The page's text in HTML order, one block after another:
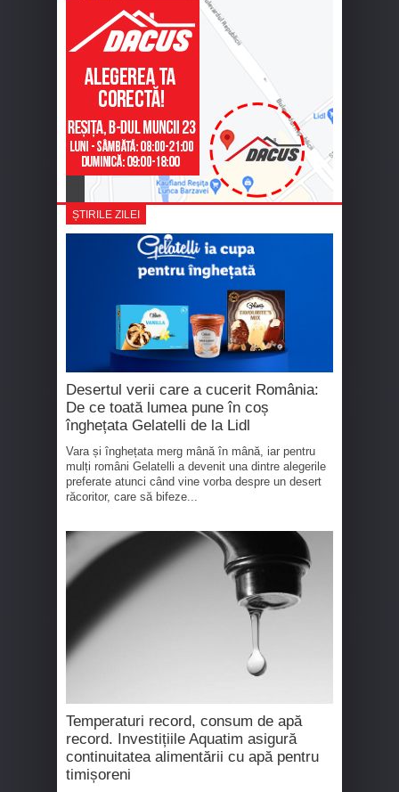
ȘTIRILE ZILEI
Desertul verii care a cucerit România:
De ce toată lumea pune în coș
înghețata Gelatelli de la Lidl
Vara și înghețata merg mână în mână, iar pentru
mulți români Gelatelli a devenit una dintre alegerile
preferate atunci când vine vorba despre un desert
răcoritor, care să bifeze...
Temperaturi record, consum de apă
record. Investițiile Aquatim asigură
continuitatea alimentării cu apă pentru
timișoreni